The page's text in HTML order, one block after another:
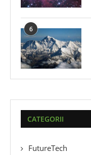
6
CATEGORII
FutureTech